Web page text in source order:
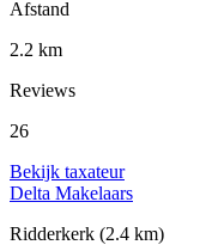
Afstand
2.2 km
Reviews
26
Bekijk taxateur
Delta Makelaars
Ridderkerk (2.4 km)